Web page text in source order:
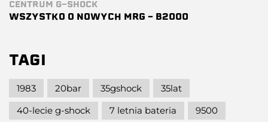
CENTRUM G-SHOCK
WSZYSTKO O NOWYCH MRG – B2000
TAGI
1983 20bar 35gshock
35lat
40-lecie g-shock
7 letnia bateria
9500